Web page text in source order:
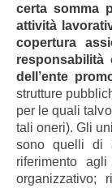
certa somma
attività
copertura
dell’ente
strutture
per le quali
tali oneri). Gli
sono quelli di
riferimento
organizzativo;